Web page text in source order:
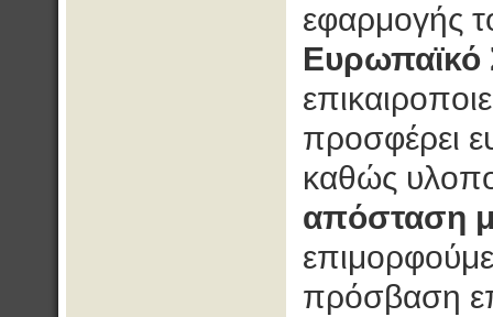
εφαρμογής
προσφέρει
καθώς
απόσταση
πρόσβαση